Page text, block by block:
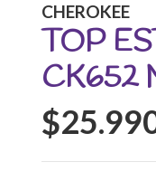
CHEROKEE
TOP
CK652